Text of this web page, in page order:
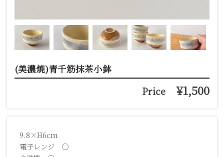
(美濃焼)青千筋抹茶小鉢
Price ¥1,500
9.8×H6cm
電子レンジ ○